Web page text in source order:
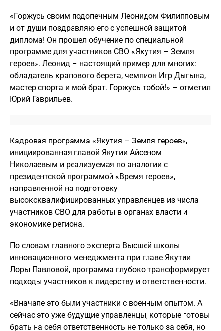
«Горжусь своим подопечным Леонидом Филипповым
и от души поздравляю его с успешной защитой
диплома! Он прошел обучение по специальной
программе для участников СВО «Якутия – Земля
героев». Леонид – настоящий пример для многих:
обладатель крапового берета, чемпион Игр Дыгына,
мастер спорта и мой брат. Горжусь тобой!» – отметил
Юрий Гаврильев.
Кадровая программа «Якутия – Земля героев»,
инициированная главой Якутии Айсеном
Николаевым и реализуемая по аналогии с
президентской программой «Время героев»,
направленной на подготовку
высококвалифицированных управленцев из числа
участников СВО для работы в органах власти и
экономике региона.
По словам главного эксперта Высшей школы
инновационного менеджмента при главе Якутии
Лоры Павловой, программа глубоко трансформирует
подходы участников к лидерству и ответственности.
«Вначале это были участники с военным опытом. А
сейчас это уже будущие управленцы, которые готовы
брать на себя ответственность не только за себя, но